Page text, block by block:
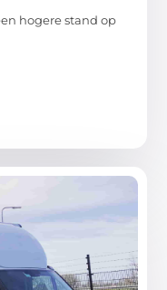
hogere stand op